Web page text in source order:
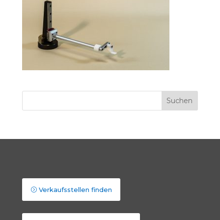
Verkaufsstellen finden